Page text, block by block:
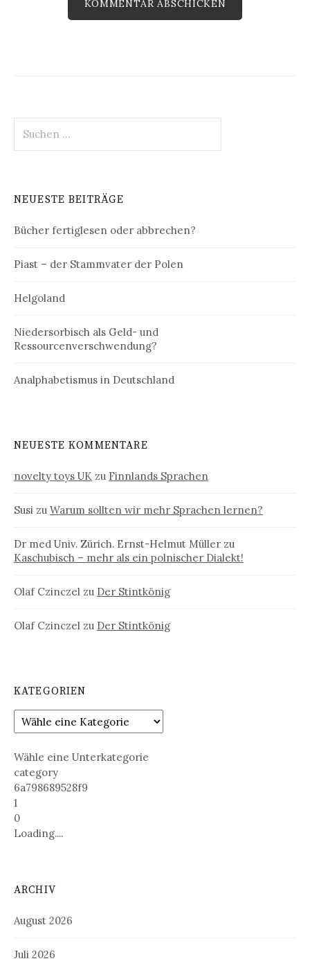
nach:
NEUESTE BEITRÄGE
Bücher fertiglesen oder abbrechen?
Piast – der Stammvater der Polen
Helgoland
Niedersorbisch als Geld- und
Ressourcenverschwendung?
Analphabetismus in Deutschland
NEUESTE KOMMENTARE
novelty toys UK zu Finnlands Sprachen
Susi zu Warum sollten wir mehr Sprachen lernen?
Dr med Univ. Zürich. Ernst-Helmut Müller zu
Kaschubisch – mehr als ein polnischer Dialekt!
Olaf Czinczel zu Der Stintkönig
Olaf Czinczel zu Der Stintkönig
KATEGORIEN
Wähle eine Unterkategorie
category
6a798689528f9
1
0
Loading....
ARCHIV
August 2026
Juli 2026